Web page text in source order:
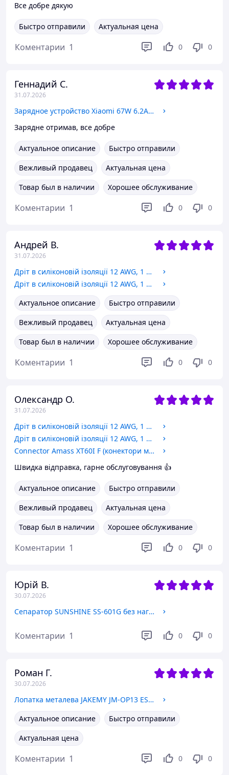
Все добре дякую
Быстро отправили Актуальная цена
Коментарии 1 0 0
Геннадий С.
31.07.2026
Зарядное устройство Xiaomi 67W 6.2A USB-A (Original China) white
Зарядне отримав, все добре
Актуальное описание
Быстро отправили
Вежливый продавец
Актуальная цена
Товар был в наличии
Хорошее обслуживание
Коментарии 1 0 0
Андрей В.
31.07.2026
Дріт в силіконовій ізоляції 12 AWG, 1 м, чорний
Дріт в силіконовій ізоляції 12 AWG, 1 м, червоний
Актуальное описание
Быстро отправили
Вежливый продавец
Актуальная цена
Товар был в наличии
Хорошее обслуживание
Коментарии 1 0 0
Олександр О.
31.07.2026
Дріт в силіконовій ізоляції 12 AWG, 1 м, чорний
Дріт в силіконовій ізоляції 12 AWG, 1 м, червоний
Connector Amass XT60I F (конектори мама)
Швидка відправка, гарне обслуговування 👍
Актуальное описание
Быстро отправили
Вежливый продавец
Актуальная цена
Товар был в наличии
Хорошее обслуживание
Коментарии 1 0 0
Юрій В.
30.07.2026
Сепаратор SUNSHINE SS-601G без нагрева для ремонта дисплеев / задних крышек смартфонов
Коментарии 1 0 0
Роман Г.
30.07.2026
Лопатка металева JAKEMY JM-OP13 ESD, з чорним антистатичним покриттям, двостороння
Актуальное описание
Быстро отправили
Актуальная цена
Коментарии 1 0 0